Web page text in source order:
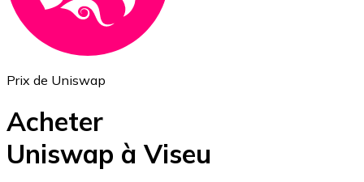
Prix de Uniswap
Acheter
Uniswap à Viseu